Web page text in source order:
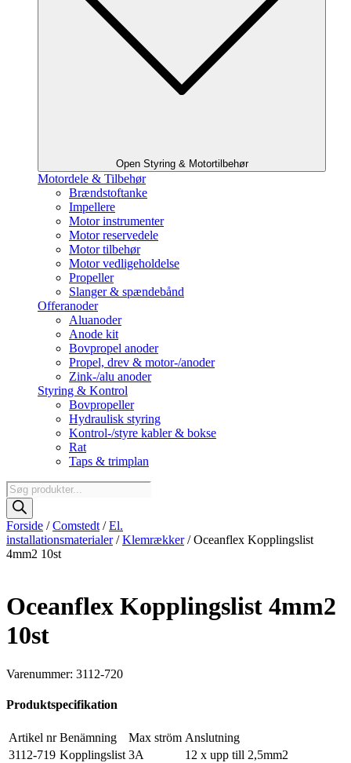
Open Styring & Motortilbehør
Motordele & Tilbehør
Brændstoftanke
Impellere
Motor instrumenter
Motor reservedele
Motor tilbehør
Motor vedligeholdelse
Propeller
Slanger & spændebånd
Offeranoder
Aluanoder
Anode kit
Bovpropel anoder
Propel, drev & motor-/anoder
Zink-/alu anoder
Styring & Kontrol
Bovpropeller
Hydraulisk styring
Kontrol-/styre kabler & bokse
Rat
Taps & trimplan
Products
search
Forside /Comstedt /El.
installationsmaterialer/Klemrækker/ Oceanflex Kopplingslist
4mm2 10st
Oceanflex Kopplingslist 4mm2
10st
Varenummer: 3112-720
Produktspecifikation
Artikel nr Benämning Max ström Anslutning
3112-719 Kopplingslist 3A
12 x upp till 2,5mm2